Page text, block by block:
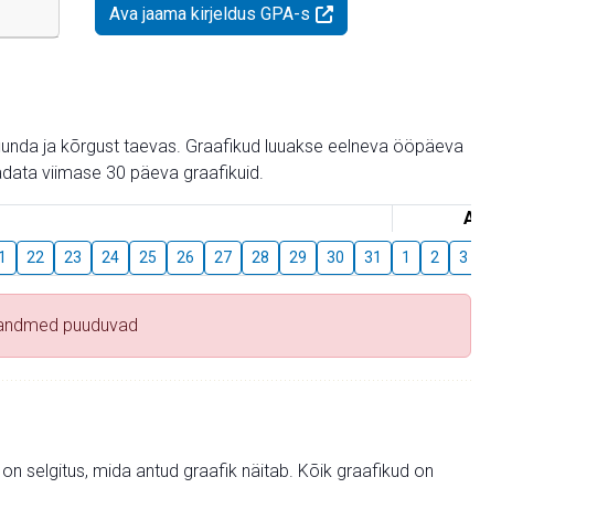
Ava jaama kirjeldus GPA-s
ja kõrgust taevas. Graafikud luuakse eelneva ööpäeva
viimase 30 päeva graafikuid.
August
22 23 24 25 26 27 28 29 30 31 1 2 3
puuduvad
selgitus, mida antud graafik näitab. Kõik graafikud on